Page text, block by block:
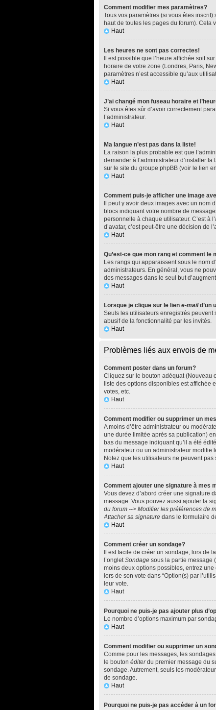
Comment modifier mes paramètres?
Tous vos paramètres (si vous êtes
haut de toutes les pages du forum). Cela
Haut
Les heures ne sont pas correctes!
Il est possible que l’heure affichée soit
horaire de votre zone (Londres, Paris,
paramètres n’est accessible qu’aux
Haut
J’ai changé mon fuseau horaire et
Si vous êtes sûr d’avoir correctement
l’administrateur.
Haut
Ma langue n’est pas dans la liste!
La raison la plus probable est que
demander à l’administrateur d’installer
sur le site du groupe phpBB (voir le lien
Haut
Comment puis-je afficher une image
Il peut y avoir deux images avec un
blocs indiquant votre nombre de
personnelle à chaque utilisateur. C’est à
d’avatar, c’est peut-être une décision de
Haut
Qu’est-ce que mon rang et comment le
Les rangs qui apparaissent sous le nom
administrateurs. En général, vous ne
des messages dans le seul but
Haut
Lorsque je clique sur le lien e-maild’un
Seuls les utilisateurs enregistrés peuvent
abusif de la fonctionnalité par les invités.
Haut
Problèmes liés aux envois de
Comment poster dans un forum?
Cliquez sur le bouton adéquat (Nouveau
liste des options disponibles est affichée
votes, etc.
Haut
Comment modifier ou supprimer un
A moins d’être administrateur ou
une durée limitée après sa publication)
bas du message indiquant qu’il a été
modérateur ou un administrateur modifie
Notez que les utilisateurs ne peuvent
Haut
Comment ajouter une signature à mes
Vous devez d’abord créer une signature
message. Vous pouvez aussi ajouter la
du forum --> Modifier les préférences de
Attacher sa signature dans le formulaire
Haut
Comment créer un sondage?
Il est facile de créer un sondage, lors de
l’ongletSondage sous la partie message
moins deux options possibles, entrez
lors de son vote dans “Option(s) par
leur vote.
Haut
Pourquoi ne puis-je pas ajouter plus
Le nombre d’options maximum par
Haut
Comment modifier ou supprimer un
Comme pour les messages, les
le bouton éditerdu premier message du
sondage. Autrement, seuls les
de sondage.
Haut
Pourquoi ne puis-je pas accéder à un